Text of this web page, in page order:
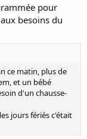
pour
besoins du
ce matin, plus de
et un bébé
d'un chausse-
jours fériés c'était